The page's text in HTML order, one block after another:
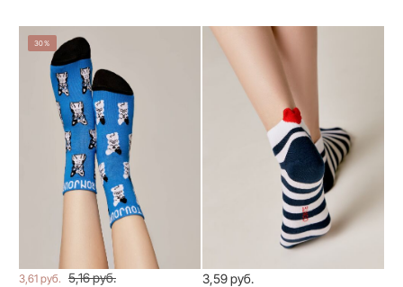
30%
3,61 руб. 5,16 руб. 3,59 руб.